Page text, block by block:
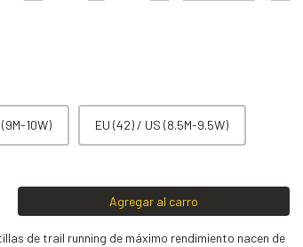
10W) EU (42) / US (8.5M-9.5W)
Agregar al carro
de trail running de máximo rendimiento nacen de